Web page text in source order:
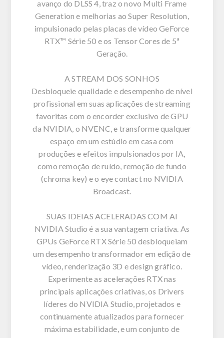
avanço do DLSS 4, traz o novo Multi Frame
Generation e melhorias ao Super Resolution,
impulsionado pelas placas de vídeo GeForce
RTX™ Série 50 e os Tensor Cores de 5ª
Geração.
A STREAM DOS SONHOS
Desbloqueie qualidade e desempenho de nível
profissional em suas aplicações de streaming
favoritas com o encorder exclusivo de GPU
da NVIDIA, o NVENC, e transforme qualquer
espaço em um estúdio em casa com
produções e efeitos impulsionados por IA,
como remoção de ruído, remoção de fundo
(chroma key) e o eye contact no NVIDIA
Broadcast.
SUAS IDEIAS ACELERADAS COM AI
NVIDIA Studio é a sua vantagem criativa. As
GPUs GeForce RTX Série 50 desbloqueiam
um desempenho transformador em edição de
vídeo, renderização 3D e design gráfico.
Experimente as acelerações RTX nas
principais aplicações criativas, os Drivers
líderes do NVIDIA Studio, projetados e
continuamente atualizados para fornecer
máxima estabilidade, e um conjunto de